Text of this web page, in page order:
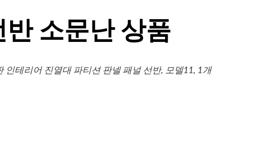
반 소문난 상품
인테리어 진열대 파티션 판넬 패널 선반, 모델11, 1개